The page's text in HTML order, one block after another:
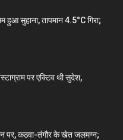
हुआ सुहाना, तापमान 4.5°C गिरा;
पर एक्टिव थी सुदेश,
पर, कठवा-तंगौर के खेत जलमग्न;